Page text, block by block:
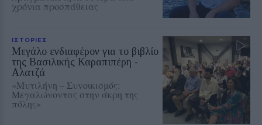
χρόνια προσπάθειας
ΙΣΤΟΡΙΕΣ
Μεγάλο ενδιαφέρον για το βιβλίο
της Βασιλικής Καραπιπέρη ‑
Αλατζά
«Μυτιλήνη – Συνοικισμός:
Μεγαλώνοντας στην άκρη της
πόλης»